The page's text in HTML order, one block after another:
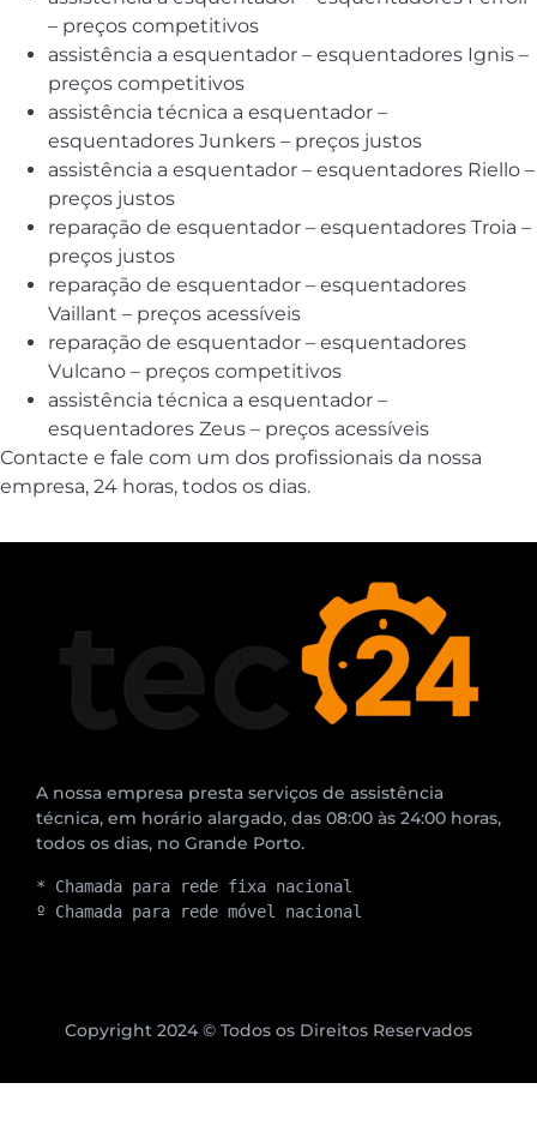
– preços competitivos
assistência a esquentador – esquentadores Ignis –
preços competitivos
assistência técnica a esquentador –
esquentadores Junkers – preços justos
assistência a esquentador – esquentadores Riello –
preços justos
reparação de esquentador – esquentadores Troia –
preços justos
reparação de esquentador – esquentadores
Vaillant – preços acessíveis
reparação de esquentador – esquentadores
Vulcano – preços competitivos
assistência técnica a esquentador –
esquentadores Zeus – preços acessíveis
Contacte e fale com um dos profissionais da nossa
empresa, 24 horas, todos os dias.
A nossa empresa presta serviços de assistência
técnica, em horário alargado, das 08:00 às 24:00 horas,
todos os dias, no Grande Porto.
* Chamada para rede fixa nacional
º Chamada para rede móvel nacional
Copyright 2024 © Todos os Direitos Reservados